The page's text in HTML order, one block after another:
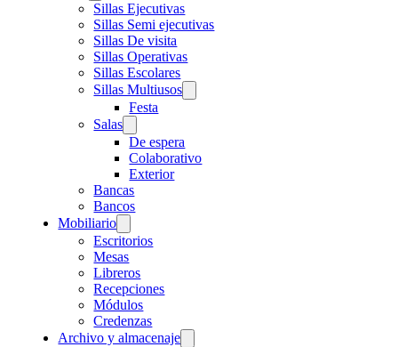
Sillas Ejecutivas
Sillas Semi ejecutivas
Sillas De visita
Sillas Operativas
Sillas Escolares
Sillas Multiusos
Festa
Salas
De espera
Colaborativo
Exterior
Bancas
Bancos
Mobiliario
Escritorios
Mesas
Libreros
Recepciones
Módulos
Credenzas
Archivo y almacenaje